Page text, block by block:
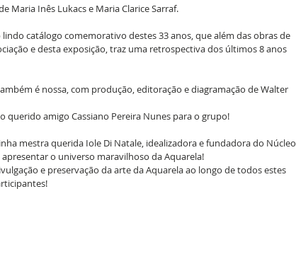
Maria Inês Lukacs e Maria Clarice Sarraf.
catálogo comemorativo destes 33 anos, que além das obras de
e desta exposição, traz uma retrospectiva dos últimos 8 anos
é nossa, com produção, editoração e diagramação de Walter
querido amigo Cassiano Pereira Nunes para o grupo!
mestra querida Iole Di Natale, idealizadora e fundadora do Núcleo
o universo maravilhoso da Aquarela!
e preservação da arte da Aquarela ao longo de todos estes